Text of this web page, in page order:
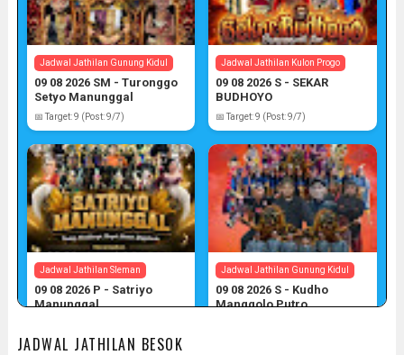
Jadwal Jathilan Gunung Kidul
09 08 2026 SM - Turonggo
Setyo Manunggal
📅 Target: 9 (Post: 9/7)
Jadwal Jathilan Kulon Progo
09 08 2026 S - SEKAR
BUDHOYO
📅 Target: 9 (Post: 9/7)
Jadwal Jathilan Sleman
09 08 2026 P - Satriyo
Manunggal
Jadwal Jathilan Gunung Kidul
09 08 2026 S - Kudho
Manggolo Putro
JADWAL JATHILAN BESOK